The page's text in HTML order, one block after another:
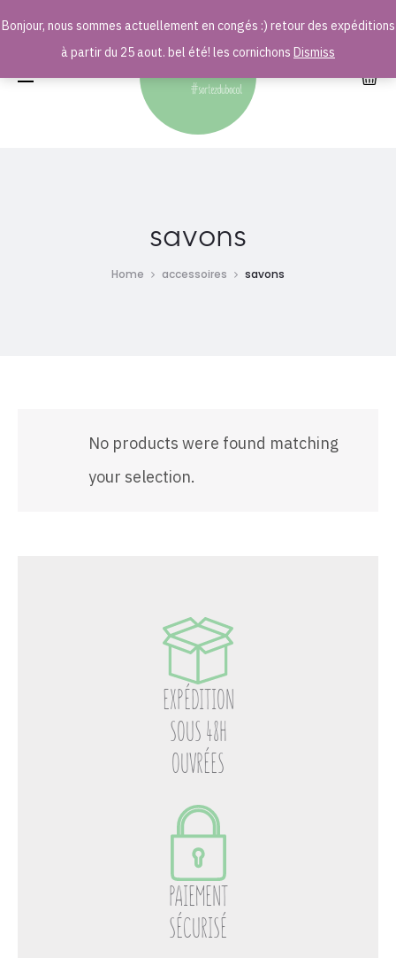
savons
Home accessoires savons
No products were found matching
your selection.
EXPÉDITION
SOUS 48H
OUVRÉES
PAIEMENT
SÉCURISÉ
Bonjour, nous sommes actuellement en congés :) retour des expéditions
à partir du 25 aout. bel été! les cornichons Dismiss